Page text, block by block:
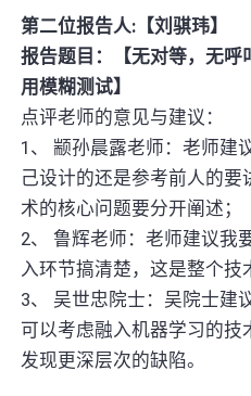
第二位报告人:【刘骐玮】
报告题目：【无对等，无
用模糊测试】
点评老师的意见与建议：
1、 颛孙晨露老师：老师建
己设计的还是参考前人的
术的核心问题要分开阐述；
2、 鲁辉老师：老师建议我
入环节搞清楚，这是整个技
3、 吴世忠院士：吴院士建
可以考虑融入机器学习的
发现更深层次的缺陷。